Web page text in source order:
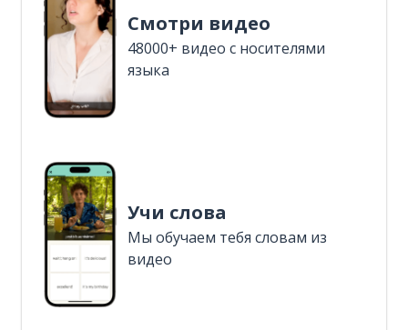
Смотри видео
48000+ видео с носителями
языка
Учи слова
Мы обучаем тебя словам из
видео